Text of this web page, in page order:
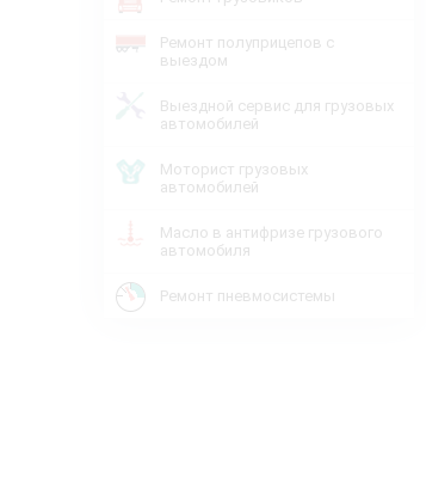
Ремонт полуприцепов с
выездом
Выездной сервис для грузовых
автомобилей
Моторист грузовых
автомобилей
Масло в антифризе грузового
автомобиля
Ремонт пневмосистемы